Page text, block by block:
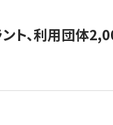
ト、利用団体